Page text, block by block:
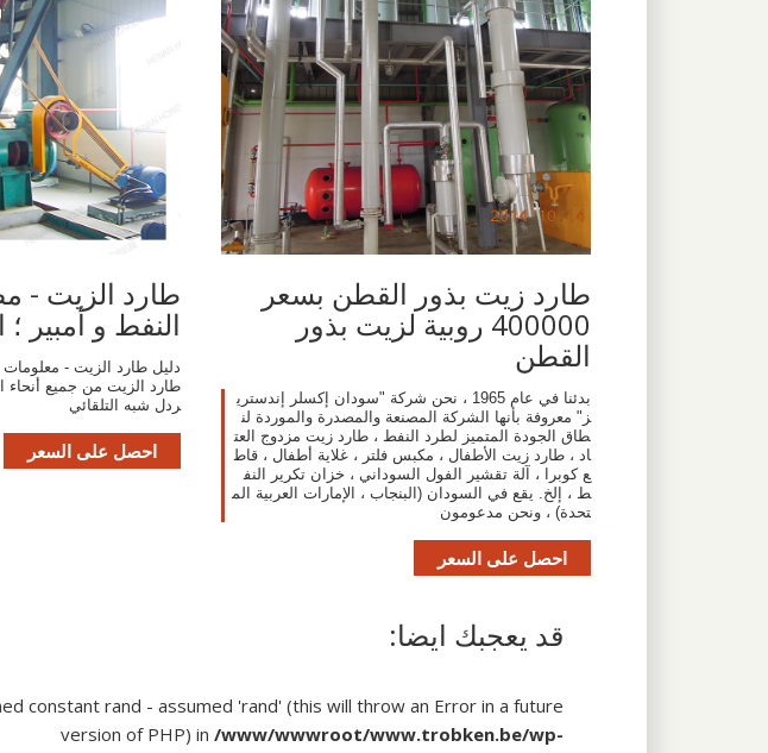
طارد زيت بذور القطن بسعر
400000 روبية لزيت بذور
القطن
بدئنا في عام 1965 ، نحن شركة "سودان إكسلر إندستري
ز" معروفة بأنها الشركة المصنعة والمصدرة والموردة لن
طاق الجودة المتميز لطرد النفط ، طارد زيت مزدوج العت
اد ، طارد زيت الأطفال ، مكبس فلتر ، غلاية أطفال ، قاط
ع كوبرا ، آلة تقشير الفول السوداني ، خزان تكرير النف
ط ، إلخ. يقع في السودان (البنجاب ، الإمارات العربية الم
تحدة) ، ونحن مدعومون
احصل على السعر
طارد الزيت -
النفط و أمبير
دليل طارد الزيت -
طارد الزيت من جميع أنحاء
ردل شبه التلقائي
احصل على السعر
قد يعجبك ايضا:
constant rand - assumed 'rand' (this will throw an Error in a future
version of PHP) in /www/wwwroot/www.trobken.be/wp-